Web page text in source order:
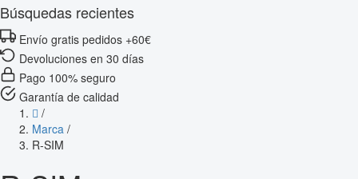
Búsquedas recientes
Envío gratis pedidos +60€
Devoluciones en 30 días
Pago 100% seguro
Garantía de calidad
/
Marca /
R-SIM